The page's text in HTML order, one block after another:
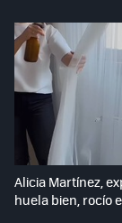
Alicia Martínez,
huela bien, rocío